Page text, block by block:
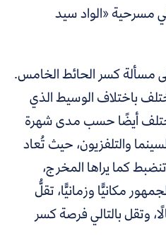
«الواد سيد
مسألة كسر الحائط الخامس.
باختلاف الوسيط الذي
أيضًا حسب مدى شهرة
والتلفزيون، حيث تُعاد
كما يراها المخرج،
مكانيًّا وزمانيًّا، تقلُّ
وتقل بالتالي فرصة كسر